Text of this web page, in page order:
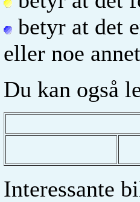
betyr at det
eller noe
Du kan også
Interessante